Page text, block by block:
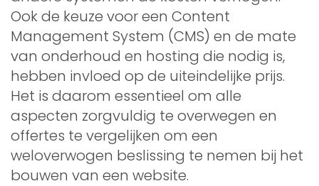
Ook de keuze voor een Content
Management System (CMS) en de mate
van onderhoud en hosting die nodig is,
hebben invloed op de uiteindelijke prijs.
Het is daarom essentieel om alle
aspecten zorgvuldig te overwegen en
offertes te vergelijken om een
weloverwogen beslissing te nemen bij het
bouwen van een website.